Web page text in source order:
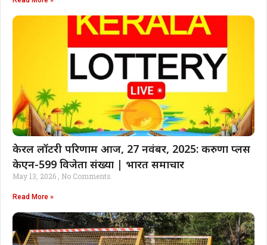
केरल लॉटरी परिणाम आज, 27 नवंबर, 2025: करुणा प्लस
केएन-599 विजेता संख्या | भारत समाचार
May 13, 2026 No Comments
Read More »